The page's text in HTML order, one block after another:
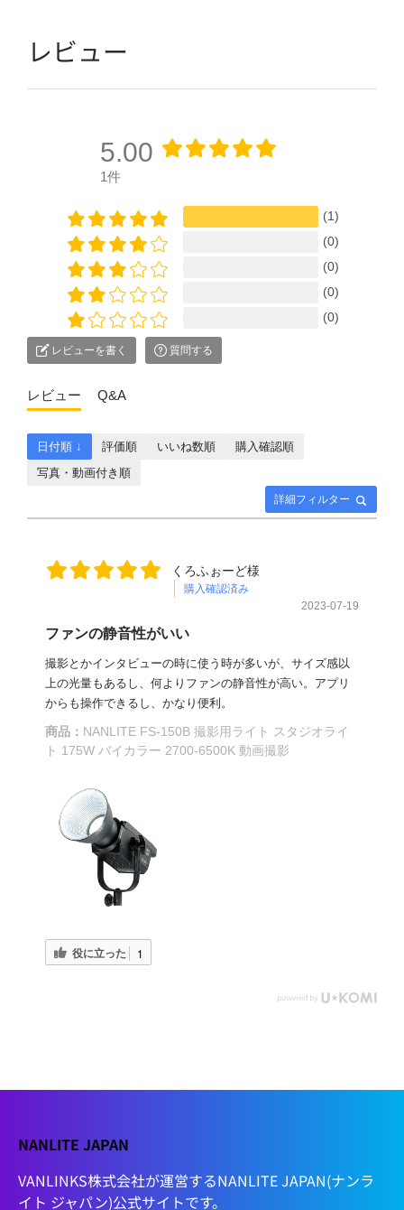
レビュー
5.00
1件
(1)
(0)
(0)
(0)
(0)
レビューを書く 質問する
レビュー Q&A
詳細フィルター
日付順 ↓ 評価順 いいね数順
購入確認順
写真・動画付き順
くろふぉーど様
購入確認済み
2023-07-19
ファンの静音性がいい
撮影とかインタビューの時に使う時が多いが、サイズ感以
上の光量もあるし、何よりファンの静音性が高い。アプリ
からも操作できるし、かなり便利。
商品： NANLITE FS-150B 撮影用ライト スタジオライ
ト 175W バイカラー 2700-6500K 動画撮影
役に立った 1
NANLITE JAPAN
VANLINKS株式会社が運営するNANLITE JAPAN(ナンラ
イト ジャパン)公式サイトです。